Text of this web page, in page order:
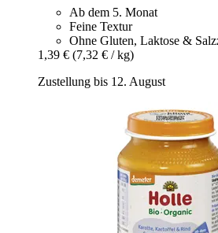
Ab dem 5. Monat
Feine Textur
Ohne Gluten, Laktose &
1,39 € (7,32 € / kg)
Zustellung bis 12. August